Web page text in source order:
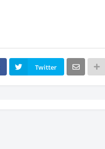
Twitter